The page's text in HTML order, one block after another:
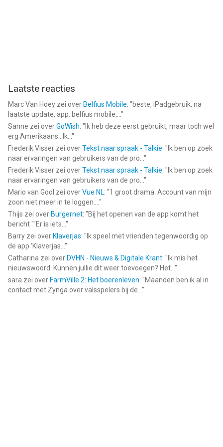
Laatste reacties
Marc Van Hoey zei over Belfius Mobile: "beste, iPadgebruik, na
laatste update, app. belfius mobile,... "
Sanne zei overGoWish: " Ik heb deze eerst gebruikt, maar toch wel
erg Amerikaans.. Ik... "
Frederik Visser zei overTekst naar spraak - Talkie: " Ik ben op zoek
naar ervaringen van gebruikers van de pro... "
Frederik Visser zei overTekst naar spraak - Talkie: " Ik ben op zoek
naar ervaringen van gebruikers van de pro... "
Mario van Gool zei overVue NL: "1 groot drama. Account van mijn
zoon niet meer in te loggen.... "
Thijs zei over Burgernet: "Bij het openen van de app komt het
bericht ""Er is iets... "
Barry zei over Klaverjas: " Ik speel met vrienden tegenwoordig op
de app ‘Klaverjas... "
Catharina zei over DVHN - Nieuws & Digitale Krant: " Ik mis het
nieuwswoord. Kunnen jullie dit weer toevoegen? Het... "
sara zei over FarmVille 2: Het boerenleven: "Maanden ben ik al in
contact met Zynga over valsspelers bij de... "